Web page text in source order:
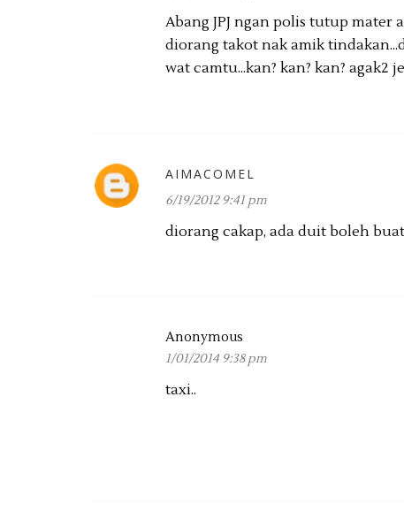
Abang JPJ ngan polis tutup mater
diorang takot nak amik
wat camtu...kan? kan? kan? agak2
AIMACOMEL
6/19/2012 9:41 pm
diorang cakap, ada duit boleh
Anonymous
1/01/2014 9:38 pm
taxi..